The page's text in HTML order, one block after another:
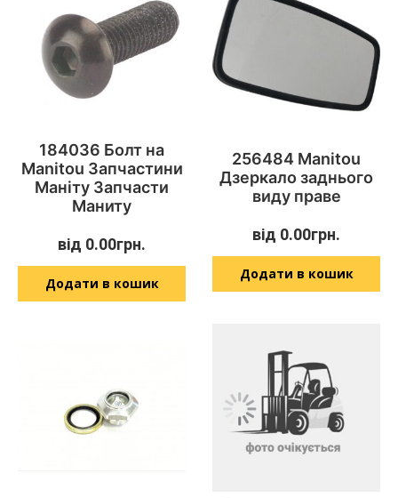
184036 Болт на
Manitou Запчастини
Маніту Запчасти
Маниту
від 0.00грн.
Додати в кошик
256484 Manitou
Дзеркало заднього
виду праве
від 0.00грн.
Додати в кошик